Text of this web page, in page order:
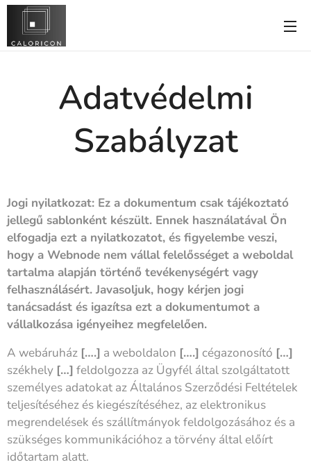
Adatvédelmi
Szabályzat
Jogi nyilatkozat: Ez a dokumentum csak tájékoztató
jellegű sablonként készült. Ennek használatával Ön
elfogadja ezt a nyilatkozatot, és figyelembe veszi,
hogy a Webnode nem vállal felelősséget a weboldal
tartalma alapján történő tevékenységért vagy
felhasználásért. Javasoljuk, hogy kérjen jogi
tanácsadást és igazítsa ezt a dokumentumot a
vállalkozása igényeihez megfelelően.
A webáruház [….] a weboldalon [….] cégazonosító […]
székhely […] feldolgozza az Ügyfél által szolgáltatott
személyes adatokat az Általános Szerződési Feltételek
teljesítéséhez és kiegészítéséhez, az elektronikus
megrendelések és szállítmányok feldolgozásához és a
szükséges kommunikációhoz a törvény által előírt
időtartam alatt.